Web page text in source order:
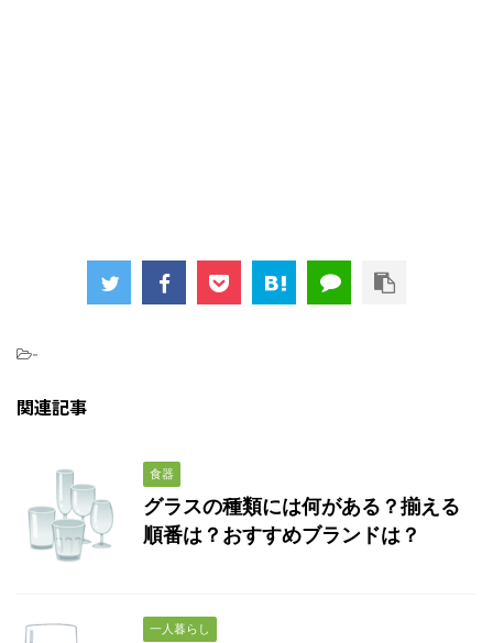
-
関連記事
食器
グラスの種類には何がある？揃える
順番は？おすすめブランドは？
一人暮らし